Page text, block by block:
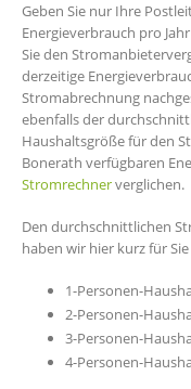
Geben Sie nur Ihre
Energieverbrauch pro
Sie den
derzeitige
Stromabrechnung
ebenfalls der
Haushaltsgröße für den
Bonerath verfügbaren
Stromrechnerverglichen.
Den durchschnittlichen
haben wir hier kurz für
1-Personen-
2-Personen-
3-Personen-
4-Personen-